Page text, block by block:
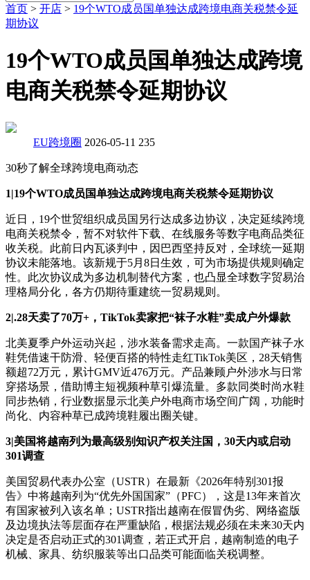
首页 > 开店 > 19个WTO成员国单独达成跨境电商关税禁令延
期协议
19个WTO成员国单独达成跨境
电商关税禁令延期协议
EU跨境圈 2026-05-11 235
30秒了解全球跨境电商动态
1|19个WTO成员国单独达成跨境电商关税禁令延期协议
近日，19个世贸组织成员国另行达成多边协议，决定延续跨境
电商关税禁令，暂不对软件下载、在线服务等数字电商品类征
收关税。此前日内瓦谈判中，因巴西坚持反对，全球统一延期
协议未能落地。该新规于5月8日生效，可为市场提供规则确定
性。此次协议成为多边机制替代方案，也凸显全球数字贸易治
理格局分化，各方仍期待重建统一贸易规则。
2|.28天卖了70万+，TikTok卖家把“袜子水鞋”卖成户外爆款
北美夏季户外运动兴起，涉水装备需求走高。一款国产袜子水
鞋凭借速干防滑、轻便百搭的特性走红TikTok美区，28天销售
额超72万元，累计GMV近476万元。产品兼顾户外涉水与日常
穿搭场景，借助博主短视频种草引爆流量。多款同类时尚水鞋
同步热销，行业数据显示北美户外电商市场空间广阔，功能时
尚化、内容种草已成跨境鞋履出圈关键。
3|美国将越南列为最高级别知识产权关注国，30天内或启动
301调查
美国贸易代表办公室（USTR）在最新《2026年特别301报
告》中将越南列为“优先外国国家”（PFC），这是13年来首次
有国家被列入该名单；USTR指出越南在假冒伪劣、网络盗版
及边境执法等层面存在严重缺陷，根据法规必须在未来30天内
决定是否启动正式的301调查，若正式开启，越南制造的电子
机械、家具、纺织服装等出口品类可能面临关税调整。